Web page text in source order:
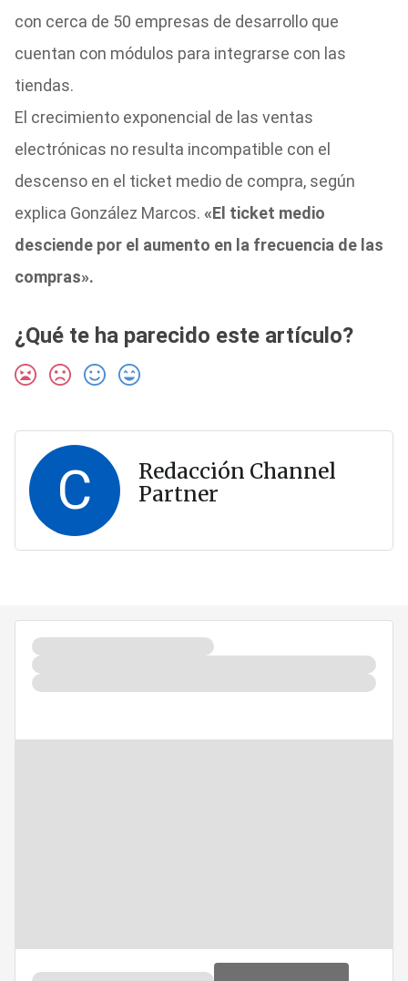
con cerca de 50 empresas de desarrollo que
cuentan con módulos para integrarse con las
tiendas.
El crecimiento exponencial de las ventas
electrónicas no resulta incompatible con el
descenso en el ticket medio de compra, según
explica González Marcos. «El ticket medio
desciende por el aumento en la frecuencia de las
compras».
¿Qué te ha parecido este artículo?
C
Redacción Channel
Partner